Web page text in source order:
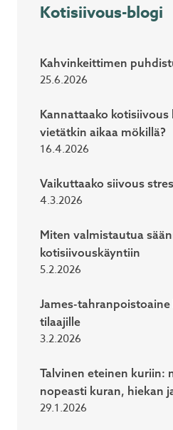
Kotisiivous-blogi
Kahvinkeittimen
25.6.2026
Kannattaako kotisiivous
vietätkin aikaa mökillä?
16.4.2026
Vaikuttaako siivous
4.3.2026
Miten valmistautua
kotisiivouskäyntiin
5.2.2026
James-
tilaajille
3.2.2026
Talvinen eteinen kuriin:
nopeasti kuran, hiekan
29.1.2026